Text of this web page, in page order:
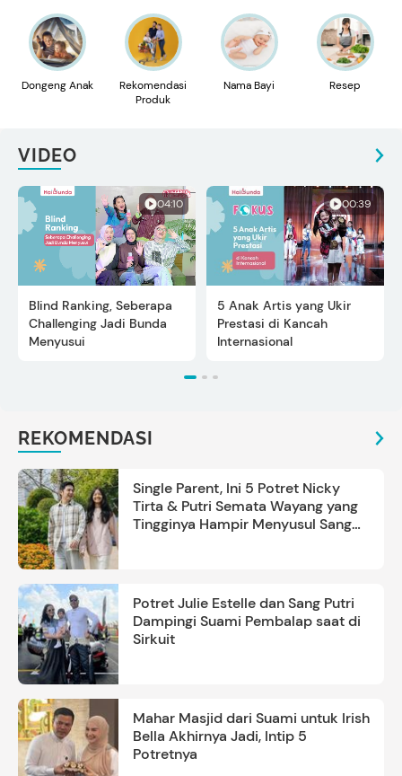
Dongeng Anak
Rekomendasi
Produk
Nama Bayi Resep
VIDEO
04:10
Blind Ranking, Seberapa
Challenging Jadi Bunda
Menyusui
00:39
5 Anak Artis yang Ukir
Prestasi di Kancah
Internasional
REKOMENDASI
Single Parent, Ini 5 Potret Nicky
Tirta & Putri Semata Wayang yang
Tingginya Hampir Menyusul Sang
Potret Julie Estelle dan Sang Putri
Dampingi Suami Pembalap saat di
Sirkuit
Mahar Masjid dari Suami untuk Irish
Bella Akhirnya Jadi, Intip 5
Potretnya